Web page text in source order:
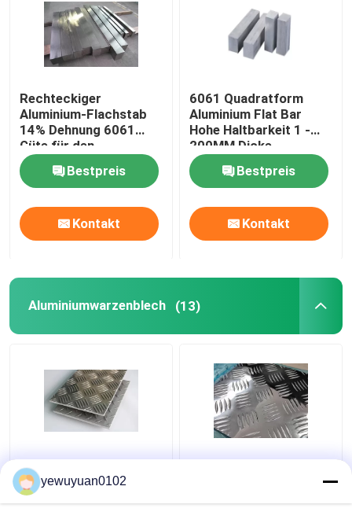
Rechteckiger
Aluminium-Flachstab
14% Dehnung 6061
Güte für den
Flugzeugbau
Bestpreis
Kontakt
6061 Quadratform
Aluminium Flat Bar
Hohe Haltbarkeit 1 -
200MM Dicke
Bestpreis
Kontakt
Aluminiumwarzenblech (13)
1100 5 Bars
Riffelbleche aus
Aluminium, geprägt,
yewuyuan0102